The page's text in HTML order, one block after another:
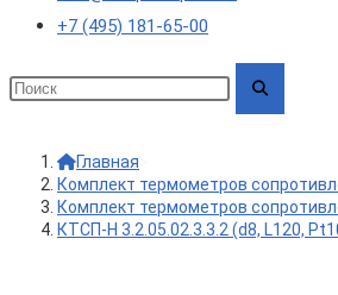
+7 (495) 181-65-00
Главная
Комплект термометров
Комплект термометров
КТСП-Н 3.2.05.02.3.3.2 (d8, L120,